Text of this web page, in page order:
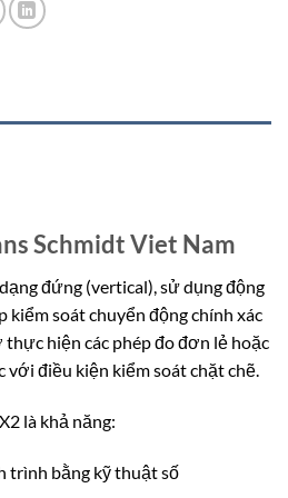
Schmidt Viet Nam
đứng (vertical), sử dụng động
soát chuyển động chính xác
hiện các phép đo đơn lẻ hoặc
điều kiện kiểm soát chặt chẽ.
là khả năng:
trình bằng kỹ thuật số